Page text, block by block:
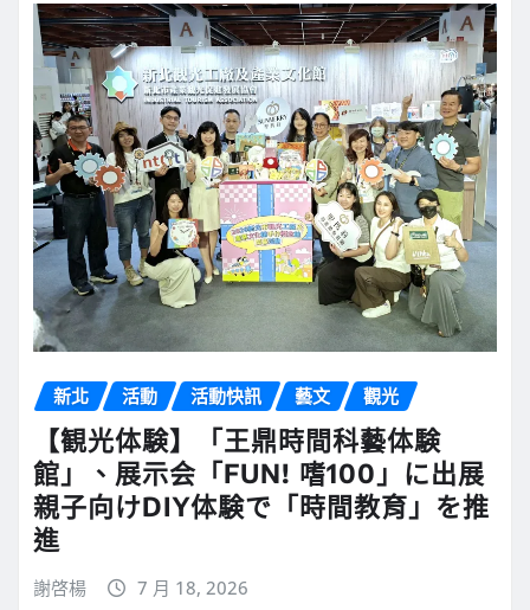
新北 活動 活動快訊 藝文 觀光
【観光体験】「王鼎時間科藝体験
館」、展示会「FUN! 嗜100」に出展
親子向けDIY体験で「時間教育」を推
進
謝啓楊 7 月 18, 2026